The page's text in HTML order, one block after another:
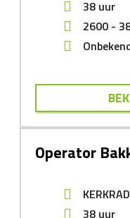
38 uur
2600 -
Operator
38 uur